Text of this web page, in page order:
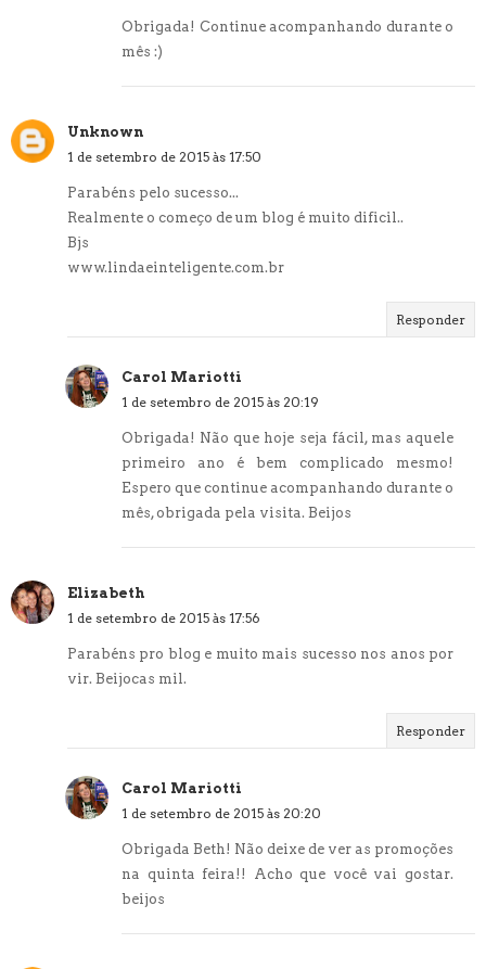
Obrigada! Continue acompanhando durante o
mês :)
Unknown
1 de setembro de 2015 às 17:50
Parabéns pelo sucesso...
Realmente o começo de um blog é muito dificil..
Bjs
www.lindaeinteligente.com.br
Responder
Carol Mariotti
1 de setembro de 2015 às 20:19
Obrigada! Não que hoje seja fácil, mas aquele
primeiro ano é bem complicado mesmo!
Espero que continue acompanhando durante o
mês, obrigada pela visita. Beijos
Elizabeth
1 de setembro de 2015 às 17:56
Parabéns pro blog e muito mais sucesso nos anos por
vir. Beijocas mil.
Responder
Carol Mariotti
1 de setembro de 2015 às 20:20
Obrigada Beth! Não deixe de ver as promoções
na quinta feira!! Acho que você vai gostar.
beijos